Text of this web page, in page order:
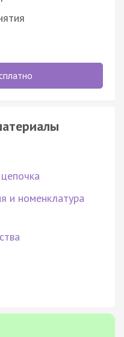
и номенклатура